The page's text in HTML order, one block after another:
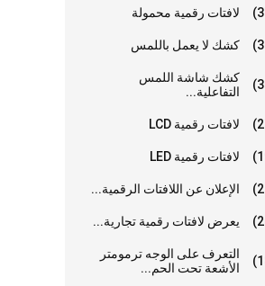
لافتات رقمية محمولة
كشك لا يعمل باللمس
كشك شاشة اللمس
التفاعلية...
لافتات رقمية LCD
لافتات رقمية LED
الإعلان عن اللافتات الرقمية...
يعرض لافتات رقمية تجارية...
التعرف على الوجه ترمومتر
الأشعة تحت الحم...